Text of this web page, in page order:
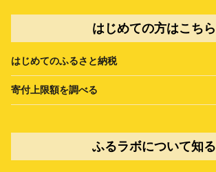
はじめての方はこちら
はじめてのふるさと納税
寄付上限額を調べる
ふるラボについて知る